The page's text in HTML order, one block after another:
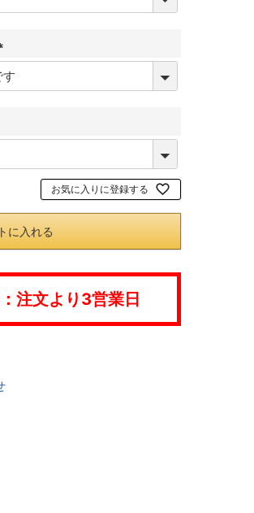
必
)
お気に入りに登録する
に入れる
注文より3営業日